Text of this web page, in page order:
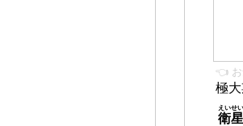
👈 お
極
衛星
えいせい